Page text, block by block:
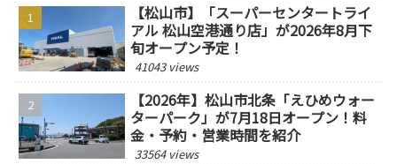
【松山市】「スーパーセンタートライ
アル 松山空港通り店」が2026年8月下
旬オープン予定！
41043 views
【2026年】松山市北条「えひめウォー
ターパーク」が7月18日オープン！料
金・予約・営業時間を紹介
33564 views